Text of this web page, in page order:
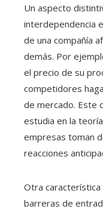
Un aspecto
interdependencia
de una compañía
demás. Por
el precio de su
competidores
de mercado. Este
estudia en la
empresas toman
reacciones
Otra característica
barreras de